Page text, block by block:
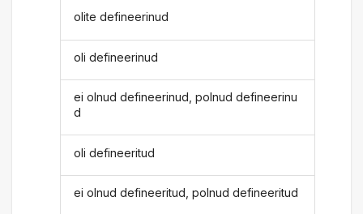
olite defineerinud
oli defineerinud
ei olnud defineerinud, polnud defineerinu
d
oli defineeritud
ei olnud defineeritud, polnud defineeritud